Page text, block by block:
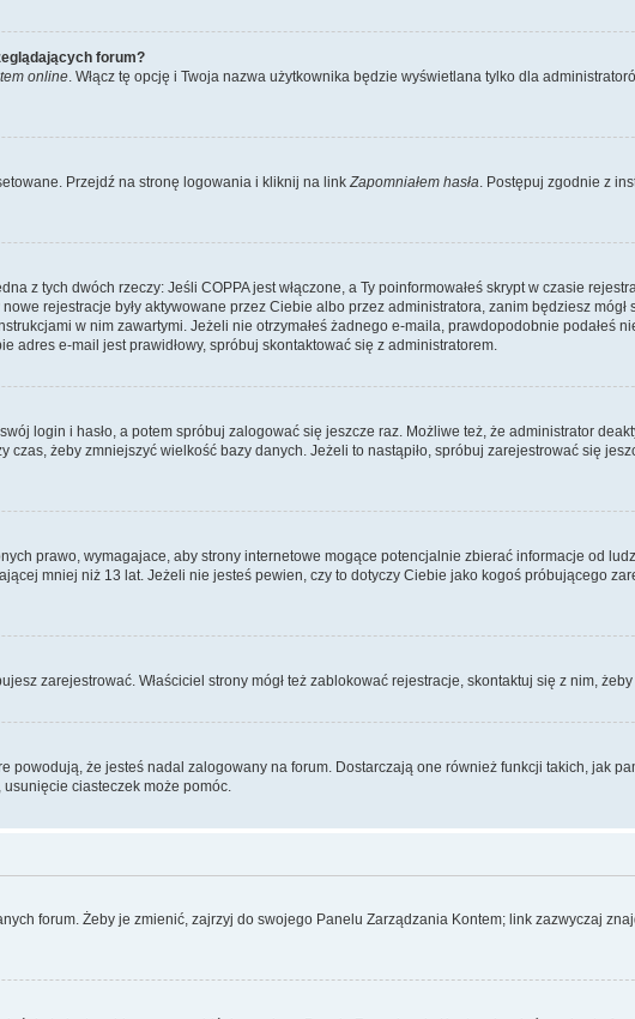
forum?
online. Włącz tę opcję i Twoja nazwa użytkownika będzie wyświetlana tylko dla
Przejdź na stronę logowania i kliknij na linkZapomniałem hasła. Postępuj zgodnie z
z tych dwóch rzeczy: Jeśli COPPA jest włączone, a Ty poinformowałeś skrypt w czasie
rejestracje były aktywowane przez Ciebie albo przez administratora, zanim będziesz
w nim zawartymi. Jeżeli nie otrzymałeś żadnego e-maila, prawdopodobnie podałeś
adres e-mail jest prawidłowy, spróbuj skontaktować się z administratorem.
login i hasło, a potem spróbuj zalogować się jeszcze raz. Możliwe też, że administrator
żeby zmniejszyć wielkość bazy danych. Jeżeli to nastąpiło, spróbuj zarejestrować się
prawo, wymagajace, aby strony internetowe mogące potencjalnie zbierać informacje od
mniej niż 13 lat. Jeżeli nie jesteś pewien, czy to dotyczy Ciebie jako kogoś próbującego
zarejestrować. Właściciel strony mógł też zablokować rejestracje, skontaktuj się z nim,
powodują, że jesteś nadal zalogowany na forum. Dostarczają one również funkcji takich, jak
ciasteczek może pomóc.
forum. Żeby je zmienić, zajrzyj do swojego Panelu Zarządzania Kontem; link zazwyczaj